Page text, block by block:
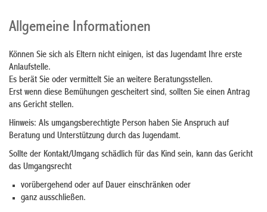
Allgemeine Informationen
Können Sie sich als Eltern nicht einigen, ist das Jugendamt Ihre erste
Anlaufstelle.
Es berät Sie oder vermittelt Sie an weitere Beratungsstellen.
Erst wenn diese Bemühungen gescheitert sind, sollten Sie einen Antrag
ans Gericht stellen.
Hinweis: Als umgangsberechtigte Person haben Sie Anspruch auf
Beratung und Unterstützung durch das Jugendamt.
Sollte der Kontakt/Umgang schädlich für das Kind sein, kann das Gericht
das Umgangsrecht
vorübergehend oder auf Dauer einschränken oder
ganz ausschließen.